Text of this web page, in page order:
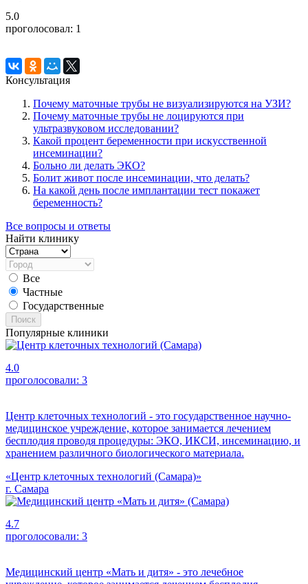
5.0
проголосовал: 1
Консультация
Почему маточные трубы не визуализируются на УЗИ?
Почему маточные трубы не лоцируются при
ультразвуковом исследовании?
Какой процент беременности при искусственной
инсеминации?
Больно ли делать ЭКО?
Болит живот после инсеминации, что делать?
На какой день после имплантации тест покажет
беременность?
Все вопросы и ответы
Найти клинику
Все
Частные
Государственные
Поиск
Популярные клиники
4.0
проголосовали: 3
Центр клеточных технологий - это государственное научно-
медицинское учреждение, которое занимается лечением
бесплодия проводя процедуры: ЭКО, ИКСИ, инсеминацию, и
хранением различного биологического материала.
«Центр клеточных технологий (Самара)»
г. Самара
4.7
проголосовали: 3
Медицинский центр «Мать и дитя» - это лечебное